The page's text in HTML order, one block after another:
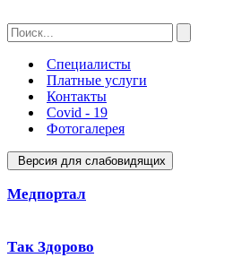
Специалисты
Платные услуги
Контакты
Covid - 19
Фотогалерея
Версия для слабовидящих
Медпортал
Так Здорово